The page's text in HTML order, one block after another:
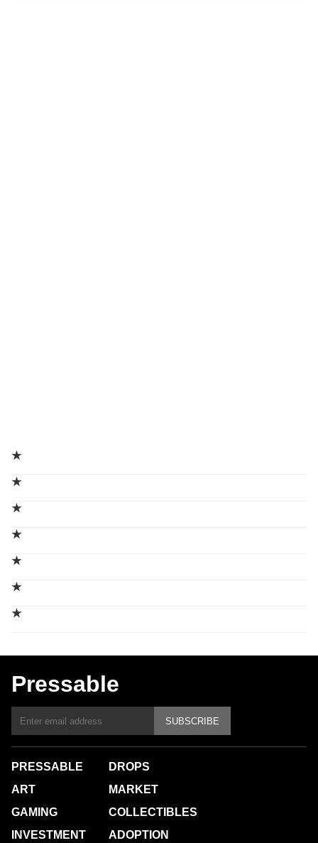
★
★
★
★
★
★
★
Pressable
SUBSCRIBE
PRESSABLE
ART
GAMING
INVESTMENT
DROPS
MARKET
COLLECTIBLES
ADOPTION